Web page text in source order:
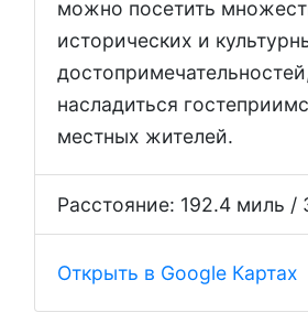
можно посетить
исторических и
насладиться
местных жителей.
Расстояние: 192.4 миль /
Открыть в Google Картах